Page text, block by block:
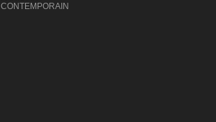
CONTEMPORAIN